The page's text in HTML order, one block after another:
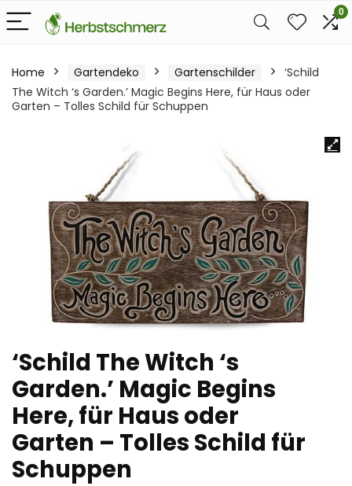
0
Home Gartendeko Gartenschilder
‘Schild
The Witch ‘s Garden.’ Magic Begins Here, für Haus oder
Garten – Tolles Schild für Schuppen
‘Schild The Witch ‘s
Garden.’ Magic Begins
Here, für Haus oder
Garten – Tolles Schild für
Schuppen